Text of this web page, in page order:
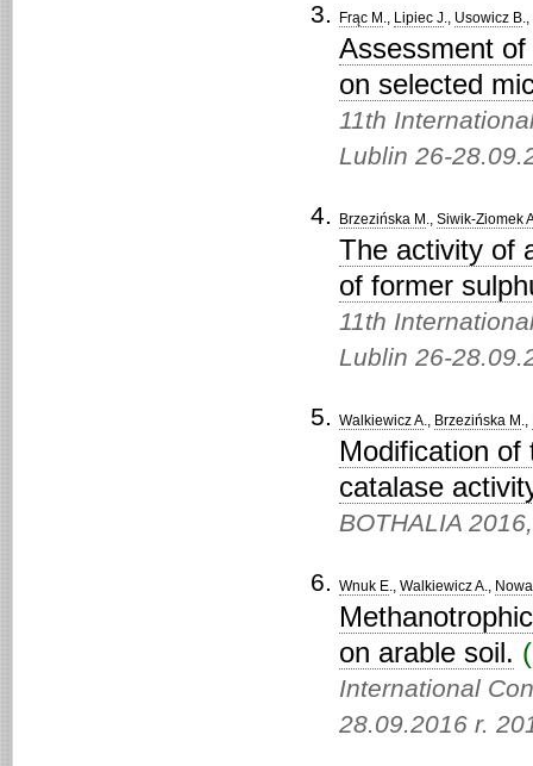
Frąc M ., Lipiec J., Usowicz B.,
Assessment
on selected
11th
Lublin 26-
Brzezińska M ., Siwik-Ziomek
The activity of
of former
11th
Lublin 26-
Walkiewicz A., Brzezińska M .,
Modification of
catalase
BOTHALIA
Wnuk E., Walkiewicz A.,
on arable soil.
International
28.09.2016 r.